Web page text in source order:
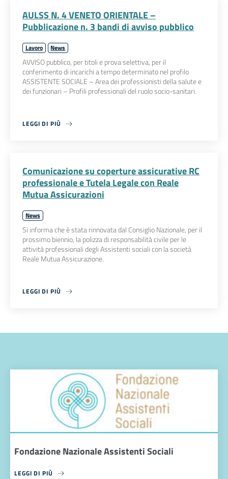
AULSS N. 4 VENETO ORIENTALE –
Pubblicazione n. 3 bandi di avviso pubblico
Lavoro News
AVVISO pubblico, per titoli e prova selettiva, per il
conferimento di incarichi a tempo determinato nel profilo
ASSISTENTE SOCIALE – Area dei professionisti della salute e
dei funzionari – Profili professionali del ruolo socio-sanitari.
LEGGI DI PIÙ
Comunicazione su coperture assicurative RC
professionale e Tutela Legale con Reale
Mutua Assicurazioni
News
Si informa che è stata rinnovata dal Consiglio Nazionale, per il
prossimo biennio, la polizza di responsabilità civile per le
attività professionali degli Assistenti sociali con la società
Reale Mutua Assicurazione.
LEGGI DI PIÙ
Fondazione Nazionale Assistenti Sociali
LEGGI DI PIÙ